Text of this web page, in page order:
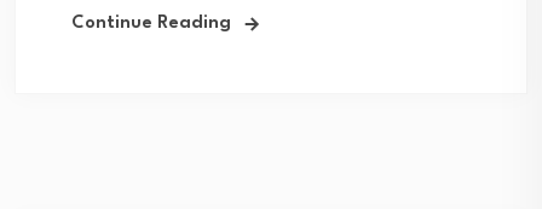
Continue Reading